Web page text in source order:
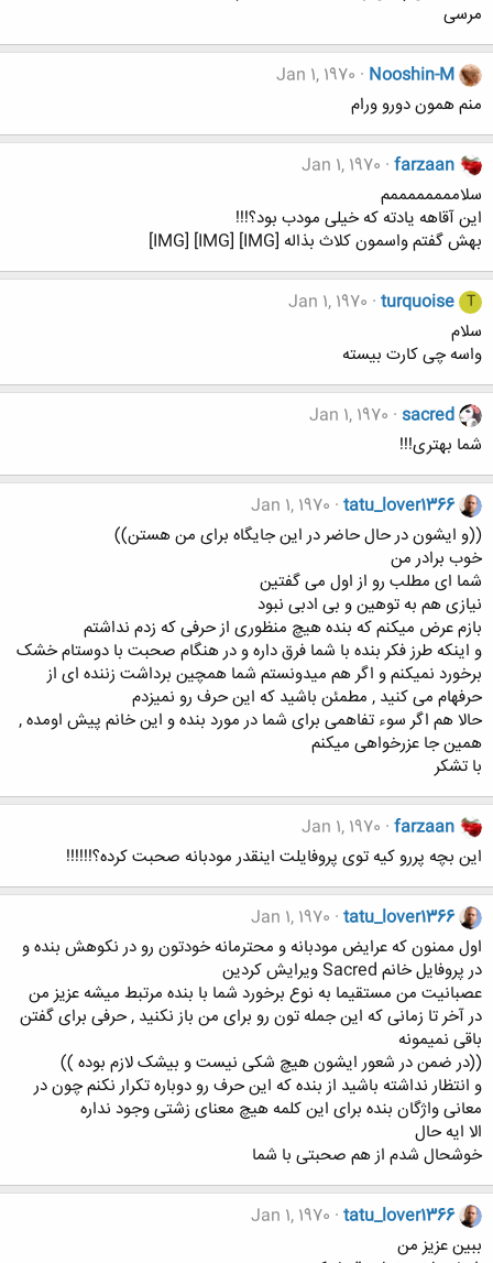
مرسی
Nooshin-M
Jan 1, 1970
منم همون دورو ورام
farzaan
Jan 1, 1970
سلاممممممممم
این آقاهه یادته که خیلی مودب بود؟!!!
بهش گفتم واسمون کلاث بذاله [IMG] [IMG] [IMG]
T
turquoise
Jan 1, 1970
سلام
واسه چی کارت بیسته
sacred
Jan 1, 1970
شما بهتری!!!
tatu_lover1366
Jan 1, 1970
((و ایشون در حال حاضر در این جایگاه برای من هستن))
خوب برادر من
شما ای مطلب رو از اول می گفتین
نیازی هم به توهین و بی ادبی نبود
بازم عرض میکنم که بنده هیچ منظوری از حرفی که زدم نداشتم
و اینکه طرز فکر بنده با شما فرق داره و در هنگام صحبت با دوستام خشک
برخورد نمیکنم و اگر هم میدونستم شما همچین برداشت زننده ای از
حرفهام می کنید , مطمئن باشید که این حرف رو نمیزدم
حالا هم اگر سوء تفاهمی برای شما در مورد بنده و این خانم پیش اومده ,
همین جا عزرخواهی میکنم
با تشکر
farzaan
Jan 1, 1970
این بچه پررو کیه توی پروفایلت اینقدر مودبانه صحبت کرده؟!!!!!!
tatu_lover1366
Jan 1, 1970
اول ممنون که عرایض مودبانه و محترمانه خودتون رو در نکوهش بنده و
در پروفایل خانم Sacred ویرایش کردین
عصبانیت من مستقیما به نوع برخورد شما با بنده مرتبط میشه عزیز من
در آخر تا زمانی که این جمله تون رو برای من باز نکنید , حرفی برای گفتن
باقی نمیمونه
((در ضمن در شعور ایشون هیچ شکی نیست و بیشک لازم بوده ))
و انتظار نداشته باشید از بنده که این حرف رو دوباره تکرار نکنم چون در
معانی واژگان بنده برای این کلمه هیچ معنای زشتی وجود نداره
الا ایه حال
خوشحال شدم از هم صحبتی با شما
tatu_lover1366
Jan 1, 1970
ببین عزیز من